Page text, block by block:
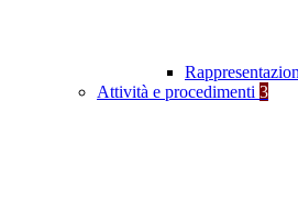
Attività e procedimenti 3